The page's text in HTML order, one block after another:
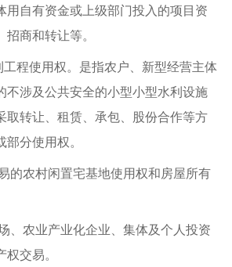
用自有资金或上级部门投入的项目资
商和转让等。
工程使用权。是指农户、新型经营主体
不涉及公共安全的小型小型水利设施
取转让、租赁、承包、股份合作等方
分使用权。
的农村闲置宅基地使用权和房屋所有
、农业产业化企业、集体及个人投资
交易。